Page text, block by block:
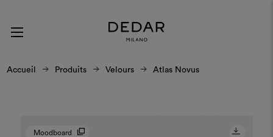
Accueil Produits Velours Atlas Novus
Moodboard